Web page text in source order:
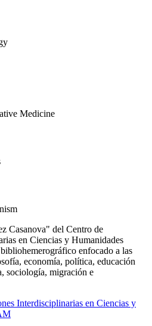
Medicine
Casanova" del Centro de
en Ciencias y Humanidades
enfocado a las
economía, política, educación
sociología, migración e